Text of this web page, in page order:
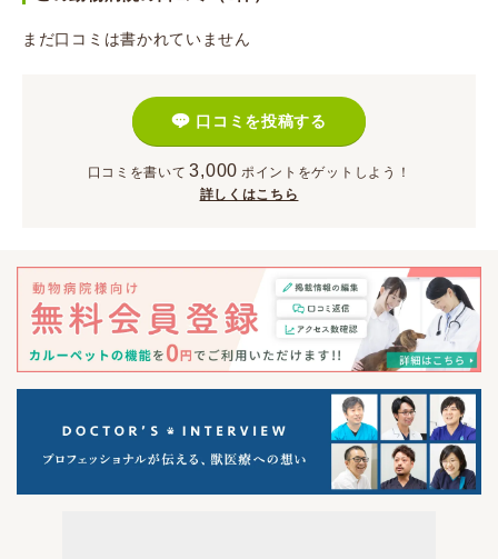
まだ口コミは書かれていません
口コミを投稿する
口コミを書いて 3,000 ポイント をゲットしよう！
詳しくはこちら